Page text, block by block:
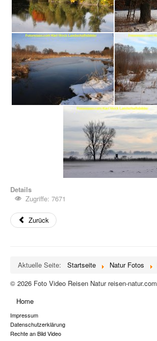
Details
Zugriffe: 7671
Zurück
Aktuelle Seite: Startseite Natur Fotos
© 2026 Foto Video Reisen Natur reisen-natur.com
Home
Impressum
Datenschutzerklärung
Rechte an Bild Video